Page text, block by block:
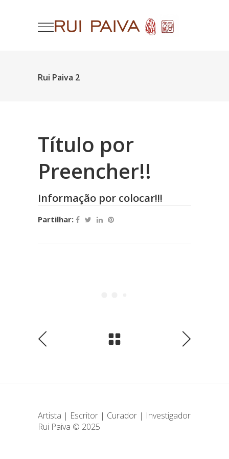
Rui Paiva 2
Título por
Preencher!!
Informação por colocar!!!
Partilhar:
Artista | Escritor | Curador | Investigador
Rui Paiva © 2025